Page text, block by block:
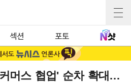
섹션 포토
머스 협업' 순차 확대…